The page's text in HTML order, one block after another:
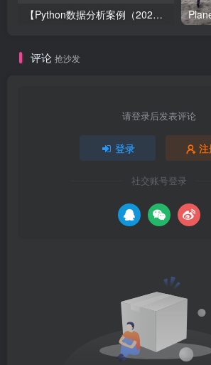
【Python数据分析案例（2024）】49—基于LSTM结构自编码器的多变量时间序列
评论 抢沙发
请登录后发表评论
登录
社交账号登录